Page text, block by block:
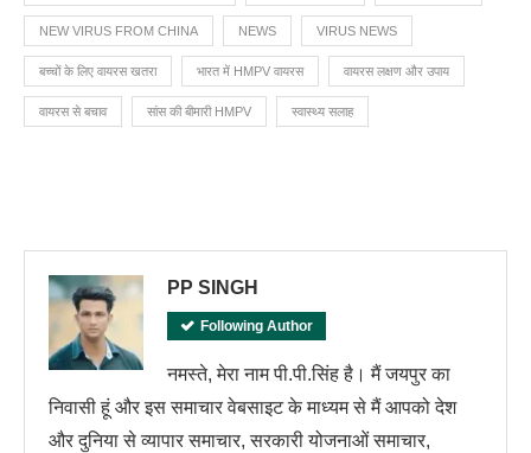
NEW VIRUS FROM CHINA NEWS VIRUS NEWS
बच्चों के लिए वायरस खतरा भारत में HMPV वायरस वायरस लक्षण और उपाय
वायरस से बचाव सांस की बीमारी HMPV स्वास्थ्य सलाह
PP SINGH
Following Author
नमस्ते, मेरा नाम पी.पी.सिंह है। मैं जयपुर का
निवासी हूं और इस समाचार वेबसाइट के माध्यम से मैं आपको देश
और दुनिया से व्यापार समाचार, सरकारी योजनाओं समाचार,